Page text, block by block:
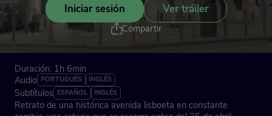
Iniciar sesión Ver tráiler
Compartir
Duración: 1h 6min
Audio PORTUGUÉS INGLÉS
Subtítulos ESPAÑOL INGLÉS
Retrato de una histórica avenida lisboeta en constante